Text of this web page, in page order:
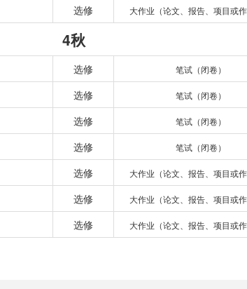
选修 大作业（论文、报告、项目或作
4秋
选修 笔试（闭卷）
选修 笔试（闭卷）
选修 笔试（闭卷）
选修 笔试（闭卷）
选修 大作业（论文、报告、项目或作
选修 大作业（论文、报告、项目或作
选修 大作业（论文、报告、项目或作